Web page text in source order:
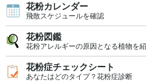
花粉カレンダー
飛散スケジュールを確認
花粉図鑑
花粉アレルギーの原因となる植物を
花粉症チェックシート
あなたはどのタイプ？花粉症診断